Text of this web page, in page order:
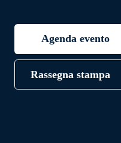
Agenda evento
Rassegna stampa